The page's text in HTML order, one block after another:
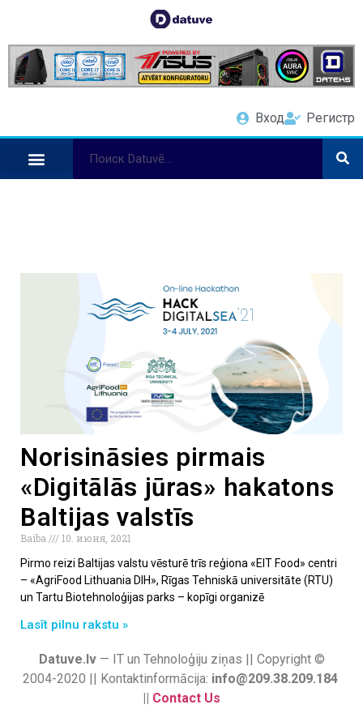
Вход Регистр
Norisināsies pirmais
«Digitālās jūras» hakatons
Baltijas valstīs
Baiba
10. июня, 2021
Pirmo reizi Baltijas valstu vēsturē trīs reģiona «EIT Food» centri
– «AgriFood Lithuania DIH», Rīgas Tehniskā universitāte (RTU)
un Tartu Biotehnoloģijas parks – kopīgi organizē
Lasīt pilnu rakstu »
Datuve.lv— IT un Tehnoloģiju ziņas || Copyright ©
2004-2020 || Kontaktinformācija: info@209.38.209.184
|| Contact Us